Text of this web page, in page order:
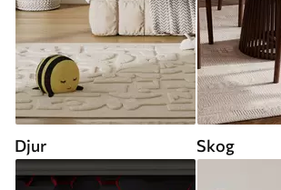
Djur Skog